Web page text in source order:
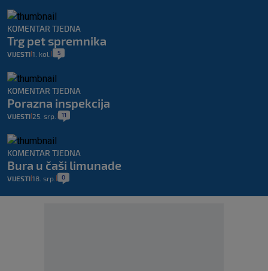
KOMENTAR TJEDNA
Trg pet spremnika
VIJESTI 1. kol. 5
KOMENTAR TJEDNA
Porazna inspekcija
VIJESTI 25. srp. 11
KOMENTAR TJEDNA
Bura u čaši limunade
VIJESTI 18. srp. 0